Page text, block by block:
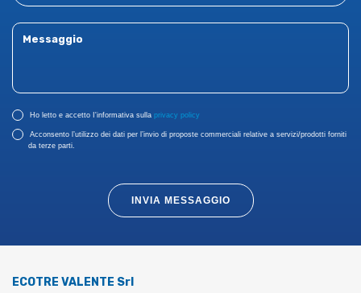
Ho letto e accetto I'informativa sulla privacy policy
Acconsento l’utilizzo dei dati per l’invio di proposte commerciali relative a servizi/prodotti forniti
da terze parti.
INVIA MESSAGGIO
ECOTRE VALENTE Srl